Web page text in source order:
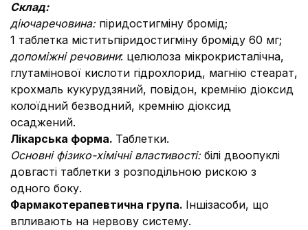
Cклад:
діючаречовина: пiридостигмiну бромiд;
1 таблетка мiститьпiридостигмiну бромiду 60 мг;
допоміжні речовини: целюлоза мікрокристалічна,
глутамінової кислоти гідрохлорид, магнію стеарат,
крохмаль кукурудзяний, повідон, кремнію діоксид
колоїдний безводний, кремнію діоксид
осаджений.
Лікарська форма. Таблетки.
Основні фізико-хімічні властивості: білі двоопуклі
довгасті таблетки з розподільною рискою з
одного боку.
Фармакотерапевтична група. Іншізасоби, що
впливають на нервову систему.